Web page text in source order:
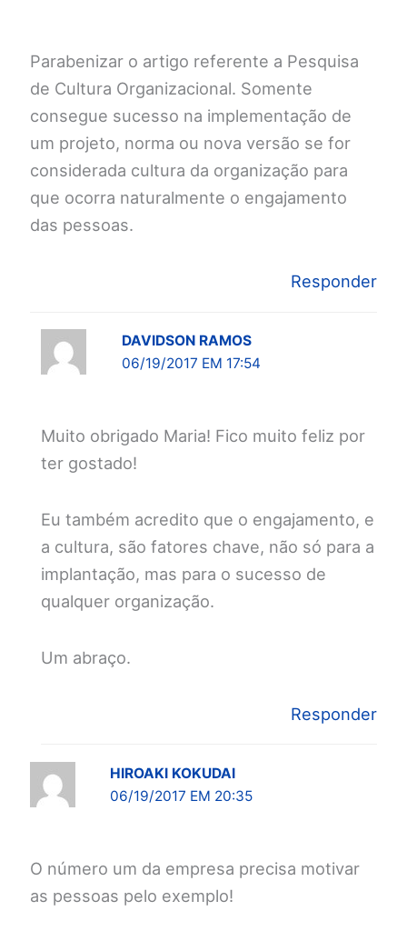
Parabenizar o artigo referente a Pesquisa
de Cultura Organizacional. Somente
consegue sucesso na implementação de
um projeto, norma ou nova versão se for
considerada cultura da organização para
que ocorra naturalmente o engajamento
das pessoas.
Responder
DAVIDSON RAMOS
06/19/2017 EM 17:54
Muito obrigado Maria! Fico muito feliz por
ter gostado!
Eu também acredito que o engajamento, e
a cultura, são fatores chave, não só para a
implantação, mas para o sucesso de
qualquer organização.
Um abraço.
Responder
HIROAKI KOKUDAI
06/19/2017 EM 20:35
O número um da empresa precisa motivar
as pessoas pelo exemplo!